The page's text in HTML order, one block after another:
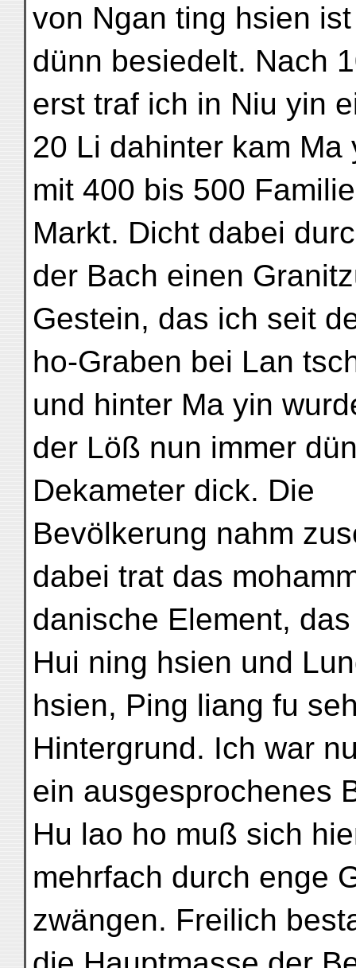
von Ngan ting hsien
dünn besiedelt. Nach
erst traf ich in Niu yin
20 Li dahinter kam Ma
mit 400 bis 500
Markt. Dicht dabei
der Bach einen
Gestein, das ich seit
ho-Graben bei Lan
und hinter Ma yin
der Löß nun immer
Dekameter dick. Die
Bevölkerung nahm
dabei trat das
danische Element,
Hui ning hsien und
hsien, Ping liang fu
Hintergrund. Ich war
ein ausgesprochenes
Hu lao ho muß sich
mehrfach durch enge
zwängen. Freilich